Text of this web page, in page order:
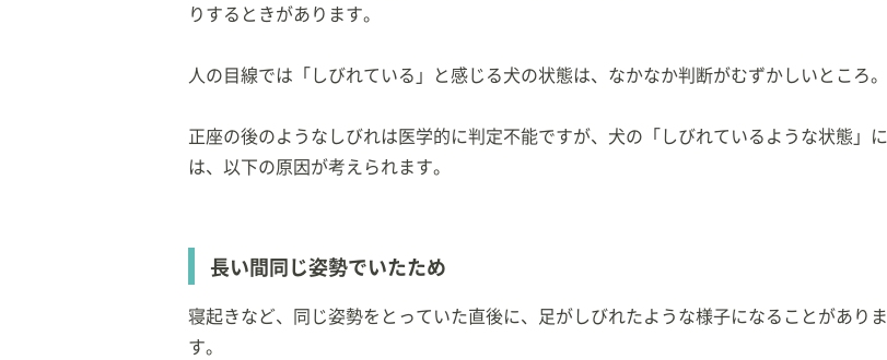
りするときがあります。
人の目線では「しびれている」と感じる犬の状態は、なかなか判断がむずかしいところ。
正座の後のようなしびれは医学的に判定不能ですが、犬の「しびれているような状態」に
は、以下の原因が考えられます。
長い間同じ姿勢でいたため
寝起きなど、同じ姿勢をとっていた直後に、足がしびれたような様子になることがありま
す。